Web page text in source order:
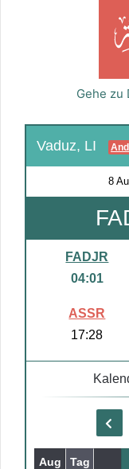
Gehe zu
Vaduz, LI
8
FADJR
04:01
ASSR
17:28
Aug Tag